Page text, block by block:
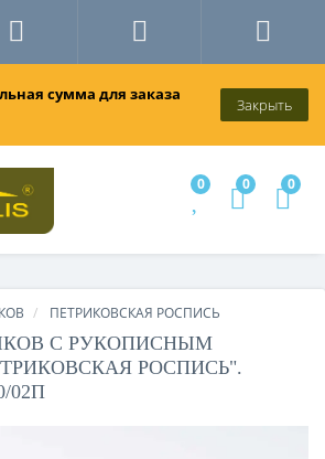
сумма для заказа
Закрыть
0 0 0
ПЕТРИКОВСКАЯ РОСПИСЬ
С РУКОПИСНЫМ
РОСПИСЬ".
02П